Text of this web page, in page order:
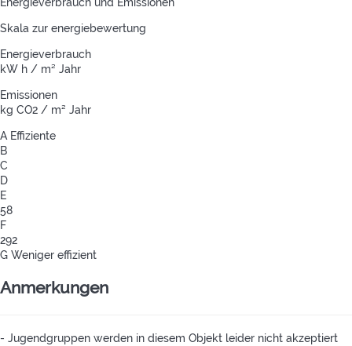
Skala zur energiebewertung
Energieverbrauch
kW h / m² Jahr
Emissionen
kg CO2 / m² Jahr
A Effiziente
B
C
D
E
58
F
292
G Weniger effizient
Anmerkungen
- Jugendgruppen werden in diesem Objekt leider nicht akzeptiert